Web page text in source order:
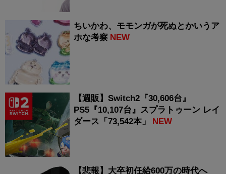
ちいかわ、モモンガが死ぬとかいうア
ホな考察 NEW
【週販】Switch2『30,606台』
PS5『10,107台』スプラトゥーン レイ
ダース「73,542本」
NEW
【悲報】大卒初任給600万の時代へ